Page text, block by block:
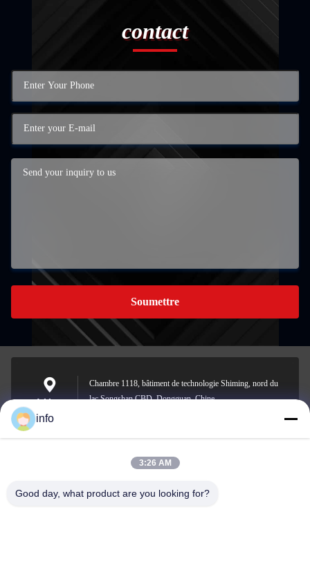
contact
Soumettre
Address
Chambre 1118, bâtiment de technologie Shiming, nord du
lac Songshan CBD, Dongguan, Chine
info@gdpowerplus.com
info
3:26 AM
Good day, what product are you looking for?